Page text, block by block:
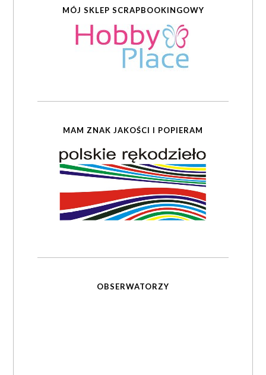
MÓJ SKLEP SCRAPBOOKINGOWY
MAM ZNAK JAKOŚCI I POPIERAM
OBSERWATORZY